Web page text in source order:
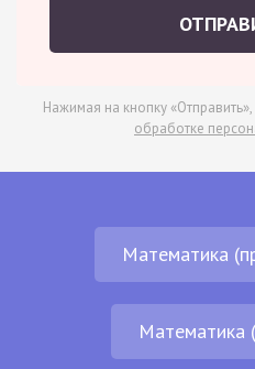
Нажимая на кнопку
обработке
Математика
Математика